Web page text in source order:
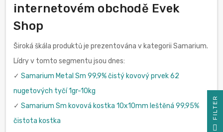
internetovém obchodě Evek
Shop
Široká škála produktů je prezentována v kategorii Samarium.
Lídry v tomto segmentu jsou dnes:
✓ Samarium Metal Sm 99,9% čistý kovový prvek 62
nugetových tyčí 1gr-10kg
✓ Samarium Sm kovová kostka 10x10mm leštěná 99,95%
čistota kostka
R